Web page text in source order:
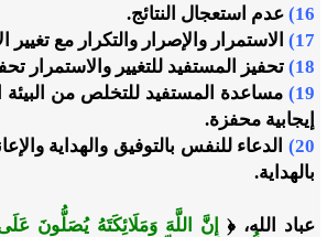
16) عدم استعجال النتائج.
17)
الاستمرار والإصرار والتكرار مع
18) تحفيز المستفيد للتغيير والاستمرار
19)
مساعدة المستفيد للتخلص من البيئة
إيجابية محفزة.
20)
الدعاء للنفس بالتوفيق والهداية
بالهداية.
عباد الله، ﴿ إِنَّ اللَّهَ وَمَلَائِكَتَهُ يُصَلُّونَ عَلَى